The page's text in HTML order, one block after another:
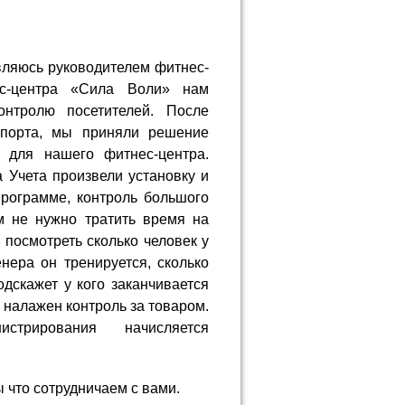
руководителем фитнес-
центра «Сила Воли» нам
посетителей. После
мы приняли решение
для нашего фитнес-центра.
произвели установку и
контроль большого
не нужно тратить время на
сколько человек у
он тренируется, сколько
у кого заканчивается
контроль за товаром.
начисляется
сотрудничаем с вами.